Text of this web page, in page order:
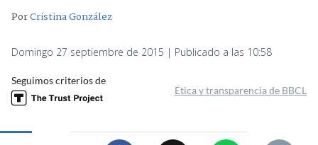
PorCristina González
Domingo 27 septiembre de 2015 | Publicado a las 10:58
Seguimos criterios de
Ética y transparencia de BBCL